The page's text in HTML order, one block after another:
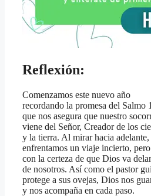
Reflexión:
Comenzamos este nuevo año
recordando la promesa del Salmo
que nos asegura que nuestro
viene del Señor, Creador de los
y la tierra. Al mirar hacia adelante,
enfrentamos un viaje incierto, pero
con la certeza de que Dios va
de nosotros. Así como el pastor
protege a sus ovejas, Dios nos
y nos acompaña en cada paso.